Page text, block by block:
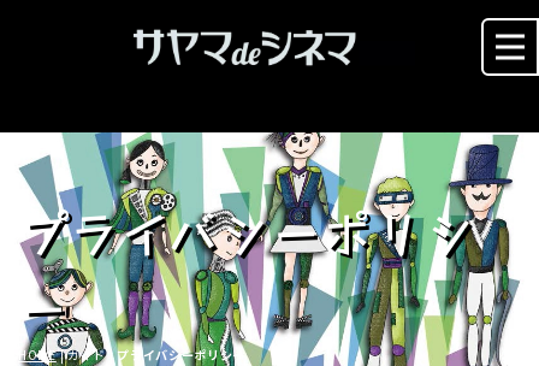
プライバシーポリシ
ー
HOME| ガイド |プライバシーポリシー